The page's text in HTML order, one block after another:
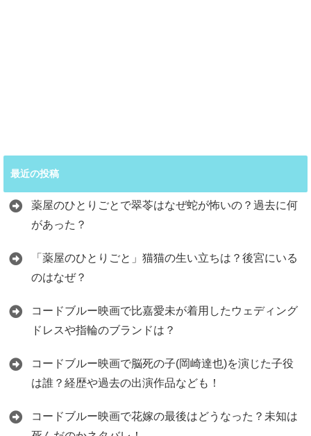
最近の投稿
薬屋のひとりごとで翠苓はなぜ蛇が怖いの？過去に何
があった？
「薬屋のひとりごと」猫猫の生い立ちは？後宮にいる
のはなぜ？
コードブルー映画で比嘉愛未が着用したウェディング
ドレスや指輪のブランドは？
コードブルー映画で脳死の子(岡崎達也)を演じた子役
は誰？経歴や過去の出演作品なども！
コードブルー映画で花嫁の最後はどうなった？未知は